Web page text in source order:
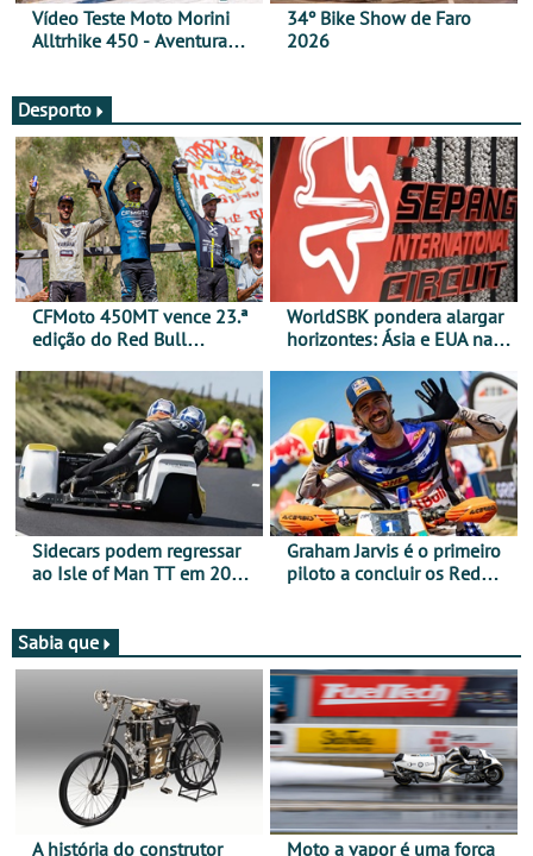
Vídeo Teste Moto Morini
Alltrhike 450 - Aventura
34º Bike Show de Faro
2026
Desporto
CFMoto 450MT vence 23.ª
edição do Red Bull
Categorias Adventure -
Vitória na Ultimate, Core e
Lite
WorldSBK pondera alargar
horizontes: Ásia e EUA na
Sidecars podem regressar
ao Isle of Man TT em 2027
Graham Jarvis é o primeiro
piloto a concluir os Red
Sabia que
A história do construtor
Moto a vapor é uma força